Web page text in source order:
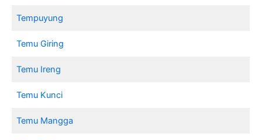
Tempuyung
Temu Giring
Temu Ireng
Temu Kunci
Temu Mangga